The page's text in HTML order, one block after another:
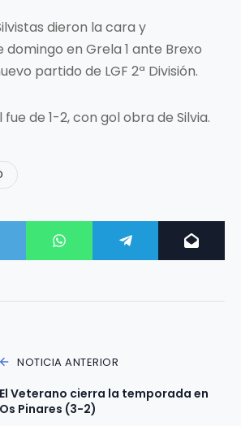
dieron la cara y
en Grela 1 ante Brexo
partido de LGF 2ª División.
de 1-2, con gol obra de Silvia.
NOTICIA ANTERIOR
El Veterano cierra la temporada en
Os Pinares (3-2)